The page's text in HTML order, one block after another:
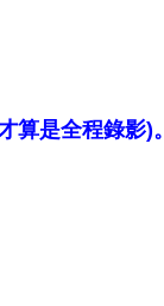
算是全程錄影)。